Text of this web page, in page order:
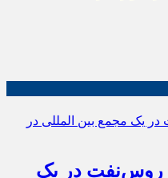
روس‌نفت در یک